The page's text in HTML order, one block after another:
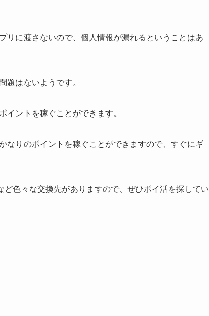
リに渡さないので、個人情報が漏れるということはあ
題はないようです。
イントを稼ぐことができます。
なりのポイントを稼ぐことができますので、すぐにギ
ど色々な交換先がありますので、ぜひポイ活を探してい